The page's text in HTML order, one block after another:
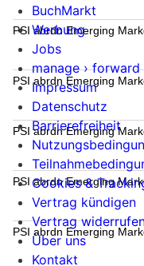
PSI abrdn Emerging
PSI abrdn Emerging
PSI abrdn Emerging
PSI abrdn Emerging
PSI abrdn Emerging
BuchMarkt
Werbung
Jobs
manage › forward
Impressum
Datenschutz
Barrierefreiheit
Cookies &
Vertrag kündigen
Vertrag
Über uns
Kontakt